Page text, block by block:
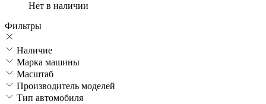
Нет в наличии
Фильтры
Наличие
Марка машины
Масштаб
Производитель моделей
Тип автомобиля